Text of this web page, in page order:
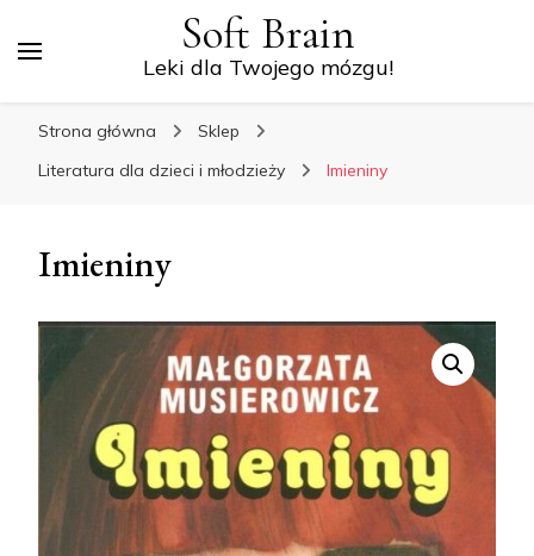
Soft Brain
Leki dla Twojego mózgu!
Strona główna
Sklep
Literatura dla dzieci i młodzieży
Imieniny
Imieniny